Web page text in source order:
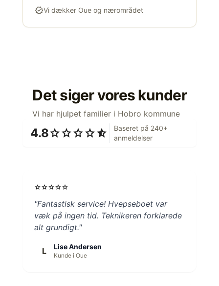
verifiedVi dækker Oue og nærområdet
Det siger vores kunder
Vi har hjulpet familier i Hobro kommune
4.8starstarstarstarstar_half
Baseret på 240+
anmeldelser
starstarstarstarstar
"Fantastisk service! Hvepseboet var
væk på ingen tid. Teknikeren forklarede
alt grundigt."
L Lise Andersen
Kunde i Oue